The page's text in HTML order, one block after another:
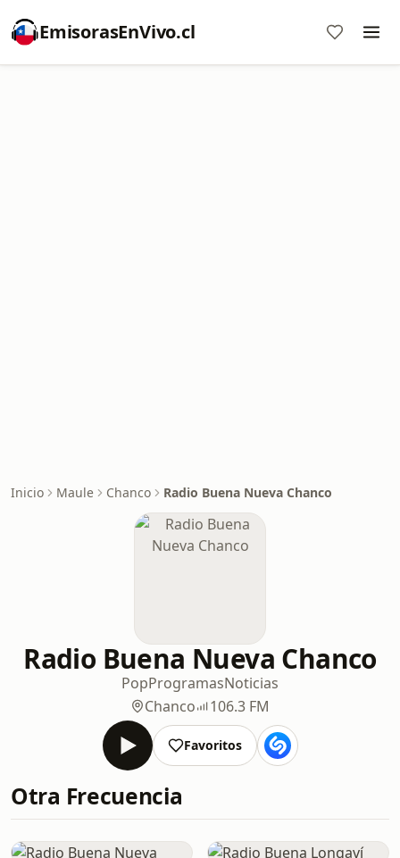
EmisorasEnVivo.cl
Inicio Maule Chanco Radio Buena Nueva Chanco
Radio Buena Nueva Chanco
PopProgramasNoticias
Chanco
106.3 FM
Favoritos
Otra Frecuencia